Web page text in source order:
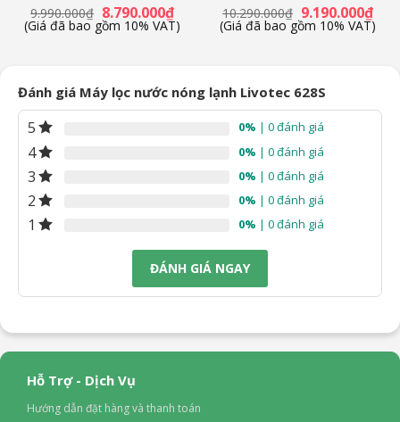
9.990.000₫ Giá
gốc
là:
8.790.000₫Giá
hiện
tại
(Giá đã bao gồm 10% VAT)
10.290.000₫ Giá
gốc
là:
9.190.000₫Giá
hiện
tại
(Giá đã bao gồm 10% VAT)
Đánh giá Máy lọc nước nóng lạnh Livotec 628S
5 0% | 0 đánh giá
4 0% | 0 đánh giá
3 0% | 0 đánh giá
2 0% | 0 đánh giá
1 0% | 0 đánh giá
ĐÁNH GIÁ NGAY
Hỗ Trợ - Dịch Vụ
Hướng dẫn đặt hàng và thanh toán